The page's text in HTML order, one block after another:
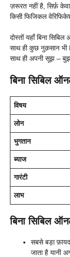
ज़रूरत नहीं है, सिर्फ़
किसी फिजिकल
दोस्तों यहाँ बिना
साथ ही कुछ नुक़सान भी
साथ ही अपनी सूझ –
बिना सिबिल
विषय
लोन
भुगतान
ब्याज
गारंटी
लाभ
बिना सिबिल
सबसे बड़ा
जाता है यानी